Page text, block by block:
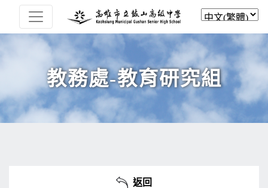
教務處-教育研究組
返回